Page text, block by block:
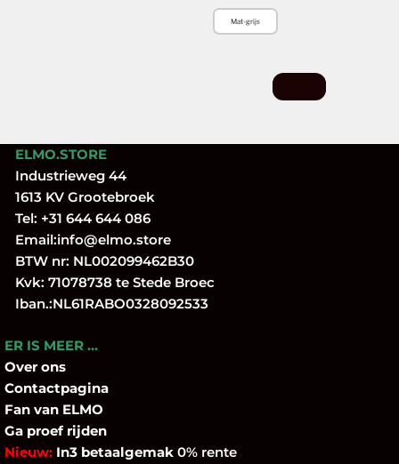
Mat-grijs
ELMO.STORE
Industrieweg 44
1613 KV Grootebroek
Tel: +31 644 644 086
Email:info@elmo.store
BTW nr: NL002099462B30
Kvk: 71078738 te Stede Broec
Iban.:NL61RABO0328092533
ER IS MEER …
Over ons
Contactpagina
Fan van ELMO
Ga proef rijden
Nieuw: In3 betaalgemak 0% rente